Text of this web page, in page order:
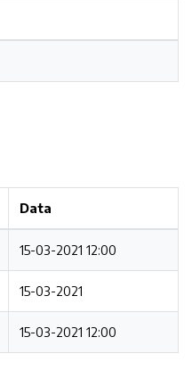
Data
15-03-2021 12:00
15-03-2021
15-03-2021 12:00